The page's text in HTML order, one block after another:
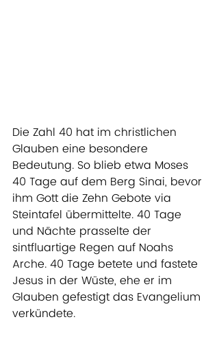
Die Zahl 40 hat im christlichen
Glauben eine besondere
Bedeutung. So blieb etwa Moses
40 Tage auf dem Berg Sinai, bevor
ihm Gott die Zehn Gebote via
Steintafel übermittelte. 40 Tage
und Nächte prasselte der
sintfluartige Regen auf Noahs
Arche. 40 Tage betete und fastete
Jesus in der Wüste, ehe er im
Glauben gefestigt das Evangelium
verkündete.